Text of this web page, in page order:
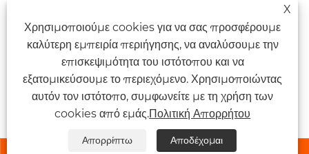
X
Χρησιμοποιούμε cookies για να σας προσφέρουμε
καλύτερη εμπειρία περιήγησης, να αναλύσουμε την
επισκεψιμότητα του ιστότοπου και να
εξατομικεύσουμε το περιεχόμενο. Χρησιμοποιώντας
αυτόν τον ιστότοπο, συμφωνείτε με τη χρήση των
cookies από εμάς.Πολιτική Απορρήτου
Απορρίπτω Αποδέχομαι